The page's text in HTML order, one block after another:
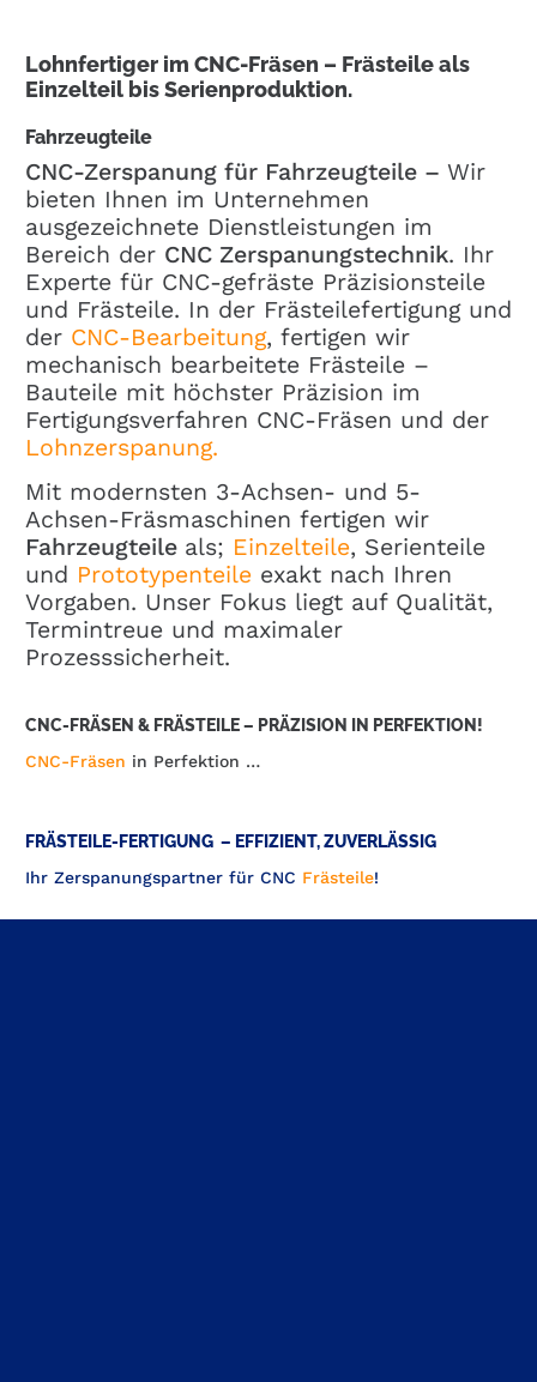
Lohnfertiger im CNC-Fräsen – Frästeile als
Einzelteil bis Serienproduktion.
Fahrzeugteile
CNC-Zerspanung für Fahrzeugteile – Wir
bieten Ihnen im Unternehmen
ausgezeichnete Dienstleistungen im
Bereich der CNC Zerspanungstechnik. Ihr
Experte für CNC-gefräste Präzisionsteile
und Frästeile. In der Frästeilefertigung und
der CNC-Bearbeitung, fertigen wir
mechanisch bearbeitete Frästeile –
Bauteile mit höchster Präzision im
Fertigungsverfahren CNC-Fräsen und der
Lohnzerspanung.
Mit modernsten 3-Achsen- und 5-
Achsen-Fräsmaschinen fertigen wir
Fahrzeugteile als; Einzelteile, Serienteile
und Prototypenteile exakt nach Ihren
Vorgaben. Unser Fokus liegt auf Qualität,
Termintreue und maximaler
Prozesssicherheit.
CNC-FRÄSEN & FRÄSTEILE – PRÄZISION IN PERFEKTION!
CNC-Fräsen in Perfektion …
FRÄSTEILE-FERTIGUNG – EFFIZIENT, ZUVERLÄSSIG
Ihr Zerspanungspartner für CNC Frästeile!